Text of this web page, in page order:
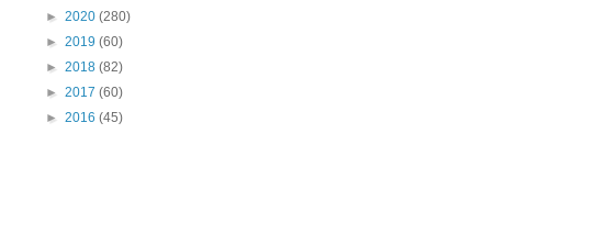
► 2020 (280)
► 2019 (60)
► 2018 (82)
► 2017 (60)
► 2016 (45)